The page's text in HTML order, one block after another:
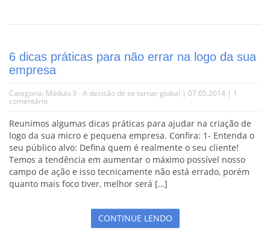
6 dicas práticas para não errar na logo da sua
empresa
Categoria: Módulo II - A decisão de se tornar global | 07.05.2014 | 1
comentário
Reunimos algumas dicas práticas para ajudar na criação de
logo da sua micro e pequena empresa. Confira: 1- Entenda o
seu público alvo: Defina quem é realmente o seu cliente!
Temos a tendência em aumentar o máximo possível nosso
campo de ação e isso tecnicamente não está errado, porém
quanto mais foco tiver, melhor será […]
CONTINUE LENDO